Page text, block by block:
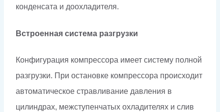
конденсата и доохладителя.
Встроенная система разгрузки
Конфигурация компрессора имеет систему полной
разгрузки. При остановке компрессора происходит
автоматическое стравливание давления в
цилиндрах, межступенчатых охладителях и слив